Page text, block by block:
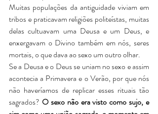
Muitas populações da antiguidade viviam em
tribos e praticavam religiões politeístas, muitas
delas cultuavam uma Deusa e um Deus, e
enxergavam o Divino também em nós, seres
mortais, o que dava ao sexo um outro olhar.
Se a Deusa e o Deus se uniam no sexo e assim
acontecia a Primavera e o Verão, por que nós
não haveríamos de replicar esses rituais tão
sagrados? O sexo não era visto como sujo, e